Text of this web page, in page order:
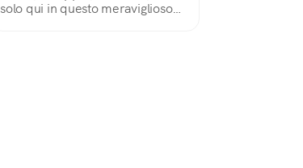
solo qui in questo meraviglioso